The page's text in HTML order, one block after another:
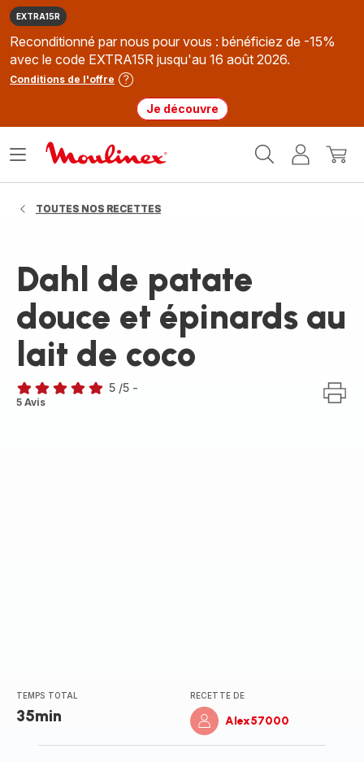
EXTRA15R
Reconditionné par nous pour vous : bénéficiez de -15%
avec le code EXTRA15R jusqu'au 16 août 2026.
Conditions de l'offre
Je découvre
MonMon
Ouvrir
TOUTES NOS RECETTES
Dahl de patate
douce et épinards au
lait de coco
Avis
5 /5 -
5 Avis
TEMPS TOTAL
35min
RECETTE DE
Alex57000